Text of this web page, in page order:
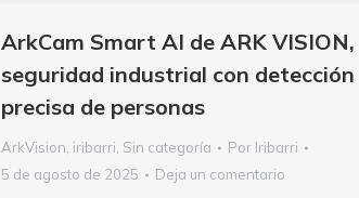
ArkCam Smart AI de ARK VISION,
seguridad industrial con detección
precisa de personas
ArkVision iribarri Sin categoría Por Iribarri
5 de agosto de 2025
Deja un comentario